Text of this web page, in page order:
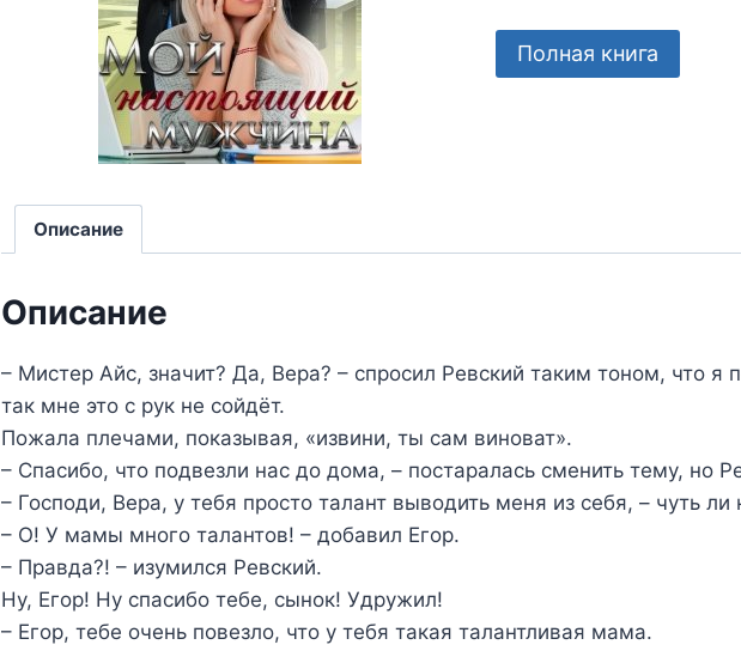
Полная книга
Описание
Описание
– Мистер Айс, значит? Да, Вера? – спросил Ревский таким тоном, что я
так мне это с рук не сойдёт.
Пожала плечами, показывая, «извини, ты сам виноват».
– Спасибо, что подвезли нас до дома, – постаралась сменить тему, но
– Господи, Вера, у тебя просто талант выводить меня из себя, – чуть
– О! У мамы много талантов! – добавил Егор.
– Правда?! – изумился Ревский.
Ну, Егор! Ну спасибо тебе, сынок! Удружил!
– Егор, тебе очень повезло, что у тебя такая талантливая мама.